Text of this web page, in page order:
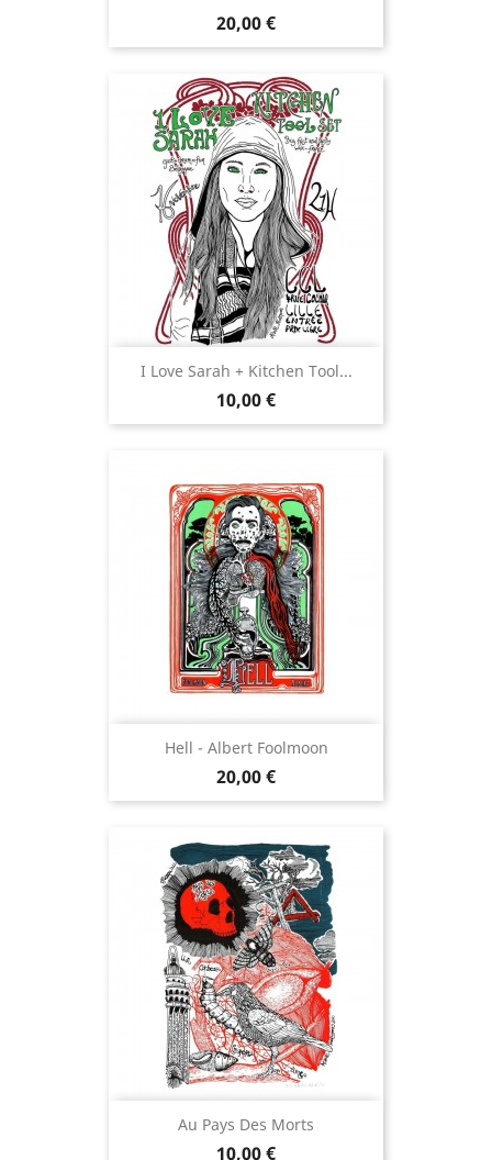
Prix
20,00 €
I Love Sarah + Kitchen Tool...
Prix
10,00 €
Hell - Albert Foolmoon
Prix
20,00 €
Au Pays Des Morts
Prix
10,00 €